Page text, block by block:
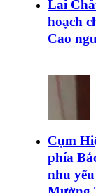
Lai
hoạch
Cao
Cụm
phía
nhu